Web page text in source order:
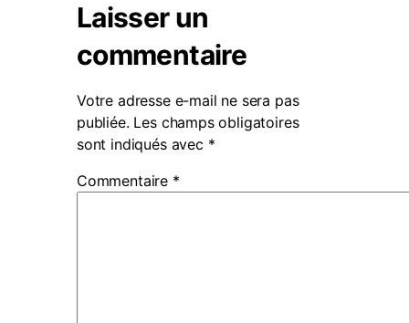
Laisser un
commentaire
Votre adresse e-mail ne sera pas
publiée. Les champs obligatoires
sont indiqués avec *
Commentaire *